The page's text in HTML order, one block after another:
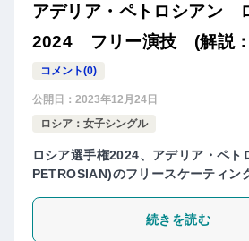
アデリア・ペトロシアン
2024 フリー演技 (解説
コメント(0)
公開日： 2023年12月24日
ロシア：女子シングル
ロシア選手権2024、アデリア・ペ
PETROSIAN)のフリースケーティン
続きを読む